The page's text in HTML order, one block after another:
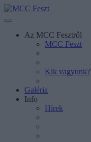
Az MCC Fesztről
MCC Feszt
Kik vagyunk?
Galéria
Info
Hírek